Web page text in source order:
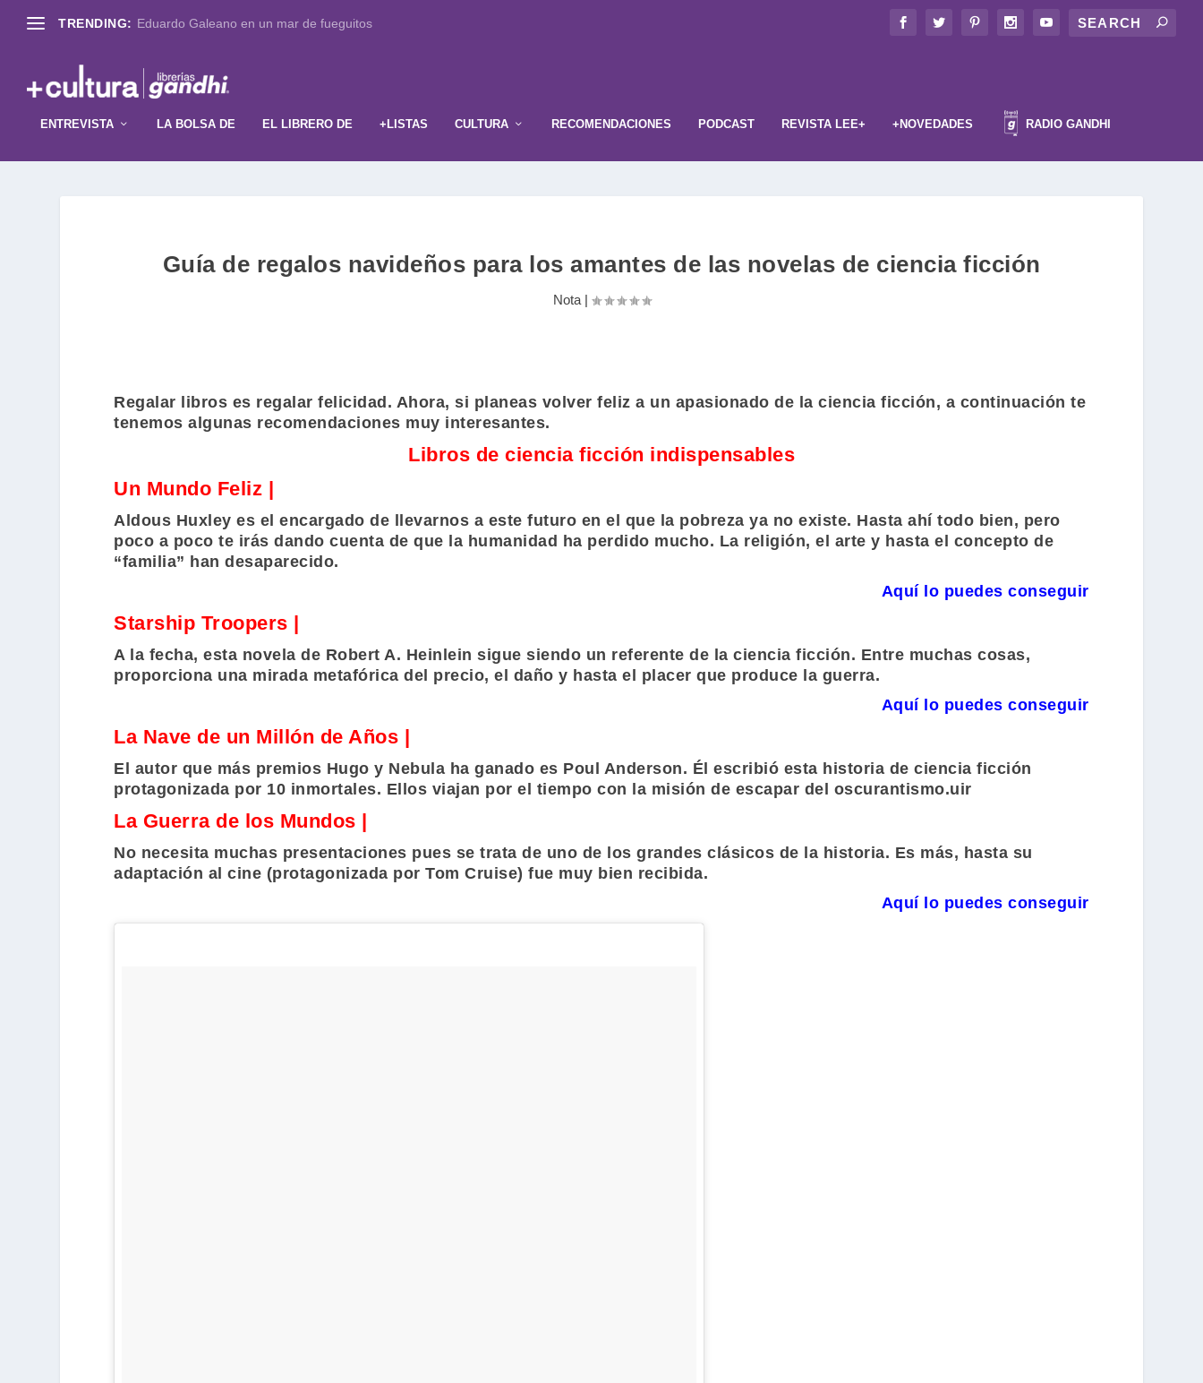
TRENDING: Eduardo Galeano en un mar de fueguitos
ENTREVISTA LA BOLSA DE EL LIBRERO DE +LISTAS CULTURA RECOMENDACIONES PODCAST REVISTA LEE+ +NOVEDADES RADIO GANDHI
Guía de regalos navideños para los amantes de las novelas de ciencia ficción
Nota|
Regalar libros es regalar felicidad. Ahora, si planeas volver feliz a un apasionado de la ciencia ficción, a continuación te
tenemos algunas recomendaciones muy interesantes.
Libros de ciencia ficción indispensables
Un Mundo Feliz |
Aldous Huxley es el encargado de llevarnos a este futuro en el que la pobreza ya no existe. Hasta ahí todo bien, pero
poco a poco te irás dando cuenta de que la humanidad ha perdido mucho. La religión, el arte y hasta el concepto de
“familia” han desaparecido.
Aquí lo puedes conseguir
Starship Troopers |
A la fecha, esta novela de Robert A. Heinlein sigue siendo un referente de la ciencia ficción. Entre muchas cosas,
proporciona una mirada metafórica del precio, el daño y hasta el placer que produce la guerra.
Aquí lo puedes conseguir
La Nave de un Millón de Años |
El autor que más premios Hugo y Nebula ha ganado es Poul Anderson. Él escribió esta historia de ciencia ficción
protagonizada por 10 inmortales. Ellos viajan por el tiempo con la misión de escapar del oscurantismo.uir
La Guerra de los Mundos |
No necesita muchas presentaciones pues se trata de uno de los grandes clásicos de la historia. Es más, hasta su
adaptación al cine (protagonizada porTom Cruise) fue muy bien recibida.
Aquí lo puedes conseguir